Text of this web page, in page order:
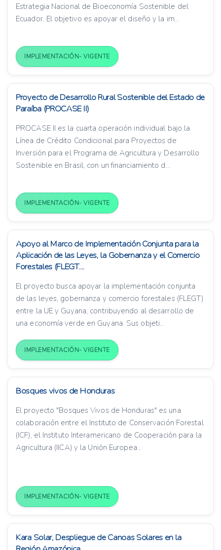
Estrategia Nacional de Bioeconomía Sostenible del
Ecuador. El objetivo es apoyar el diseño y la im...
IMPLEMENTACIÓN- VIGENTE
Proyecto de Desarrollo Rural Sostenible del Estado de
Paraíba (PROCASE II)
PROCASE II es la cuarta operación individual bajo la
Línea de Crédito Condicional para Proyectos de
Inversión para el Programa de Agricultura y Desarrollo
Sostenible en Brasil, con un financiamiento d...
IMPLEMENTACIÓN- VIGENTE
Apoyo al Marco de Implementación Conjunta para la
Aplicación de las Leyes, la Gobernanza y el Comercio
Forestales (FLEGT...
El proyecto busca apoyar la implementación conjunta
de las leyes, gobernanza y comercio forestales (FLEGT)
entre la UE y Guyana, contribuyendo al desarrollo de
una economía verde en Guyana. Sus objeti...
IMPLEMENTACIÓN- VIGENTE
Bosques vivos de Honduras
El proyecto "Bosques Vivos de Honduras" es una
colaboración entre el Instituto de Conservación Forestal
(ICF), el Instituto Interamericano de Cooperación para la
Agricultura (IICA) y la Unión Europea...
IMPLEMENTACIÓN- VIGENTE
Kara Solar, Despliegue de Canoas Solares en la